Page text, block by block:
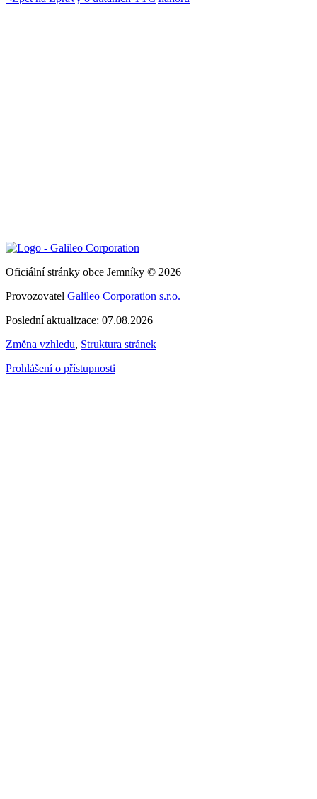
Oficiální stránky obce Jemníky © 2026
Provozovatel Galileo Corporation s.r.o.
Poslední aktualizace: 07.08.2026
Změna vzhledu, Struktura stránek
Prohlášení o přístupnosti